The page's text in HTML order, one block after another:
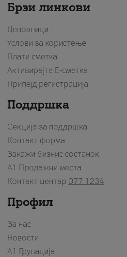
Брзи линкови
Ценовници
Услови за користење
Плати сметка
Активирајте Е-сметка
Припејд регистрација
Поддршка
Секција за поддршка
Контакт форма
Закажи бизнис состанок
A1 Продажни места
Контакт центар 077 1234
Профил
За нас
Новости
А1 Групација